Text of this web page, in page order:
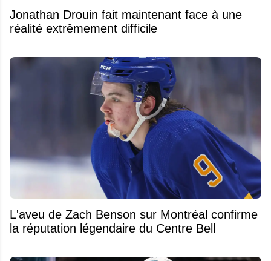
Jonathan Drouin fait maintenant face à une
réalité extrêmement difficile
L'aveu de Zach Benson sur Montréal confirme
la réputation légendaire du Centre Bell